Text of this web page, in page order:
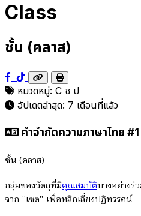
Class
ชั้น (คลาส)
หมวดหมู่: C ช ป
อัปเดตล่าสุด: 7 เดือนที่แล้ว
คำจำกัดความภาษาไทย #1
ชั้น (คลาส)
กลุ่มของวัตถุที่มีคุณสมบัติบางอย่างร่
จาก "เซต" เพื่อหลีกเลี่ยงปฏิทรรศน์